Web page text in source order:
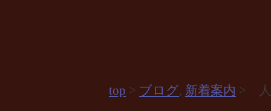
top > ブログ, 新着案内 > 人